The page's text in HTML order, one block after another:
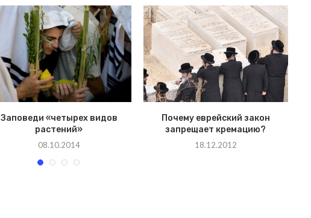
Заповеди «четырех видов
растений»
08.10.2014
Почему еврейский закон
запрещает кремацию?
18.12.2012